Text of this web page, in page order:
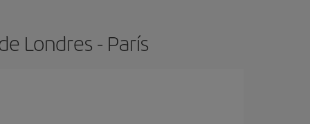
Londres - París